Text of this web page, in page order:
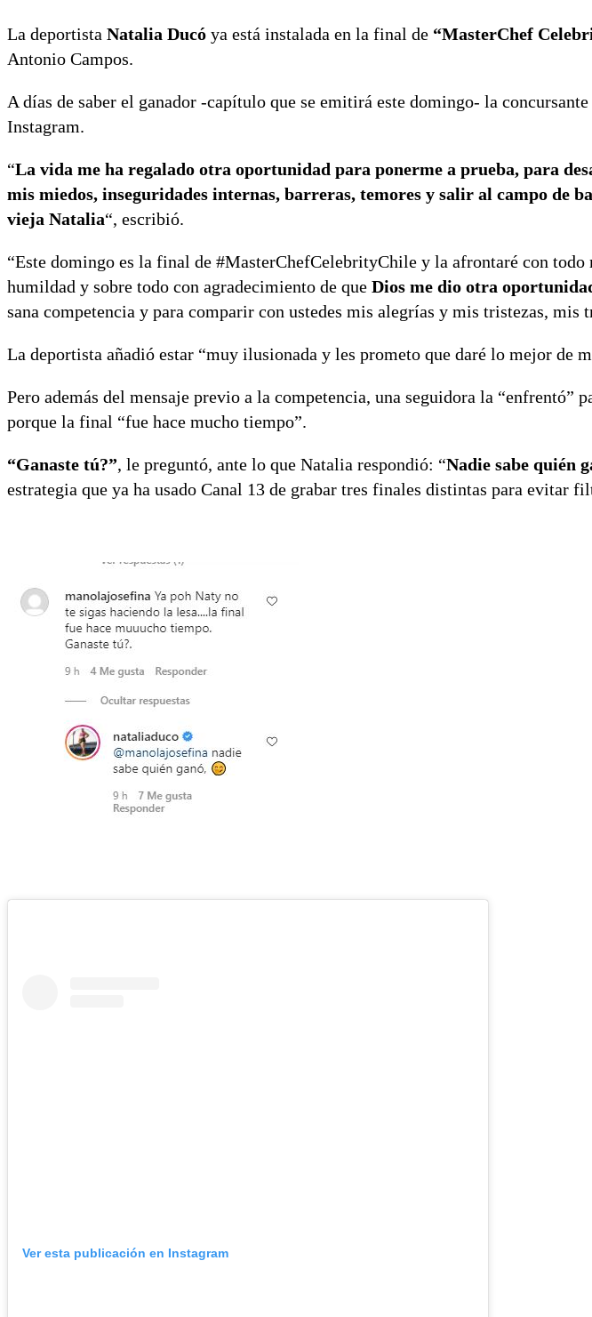
La deportista Natalia Ducó ya está instalada en la final de “MasterChef
Antonio Campos.
A días de saber el ganador -capítulo que se emitirá este domingo- la
Instagram.
“La vida me ha regalado otra oportunidad para ponerme a prueba, para
mis miedos, inseguridades internas, barreras, temores y salir al campo de
vieja Natalia“, escribió.
“Este domingo es la final de #MasterChefCelebrityChile y la afrontaré con
humildad y sobre todo con agradecimiento de que Dios me dio otra
sana competencia y para comparir con ustedes mis alegrías y mis tristezas, mis
La deportista añadió estar “muy ilusionada y les prometo que daré lo mejor de
Pero además del mensaje previo a la competencia, una seguidora la “enfrentó”
porque la final “fue hace mucho tiempo”.
“Ganaste tú?”, le preguntó, ante lo que Natalia respondió: “Nadie sabe quién
estrategia que ya ha usado Canal 13 de grabar tres finales distintas para evitar
Ver esta publicación en Instagram